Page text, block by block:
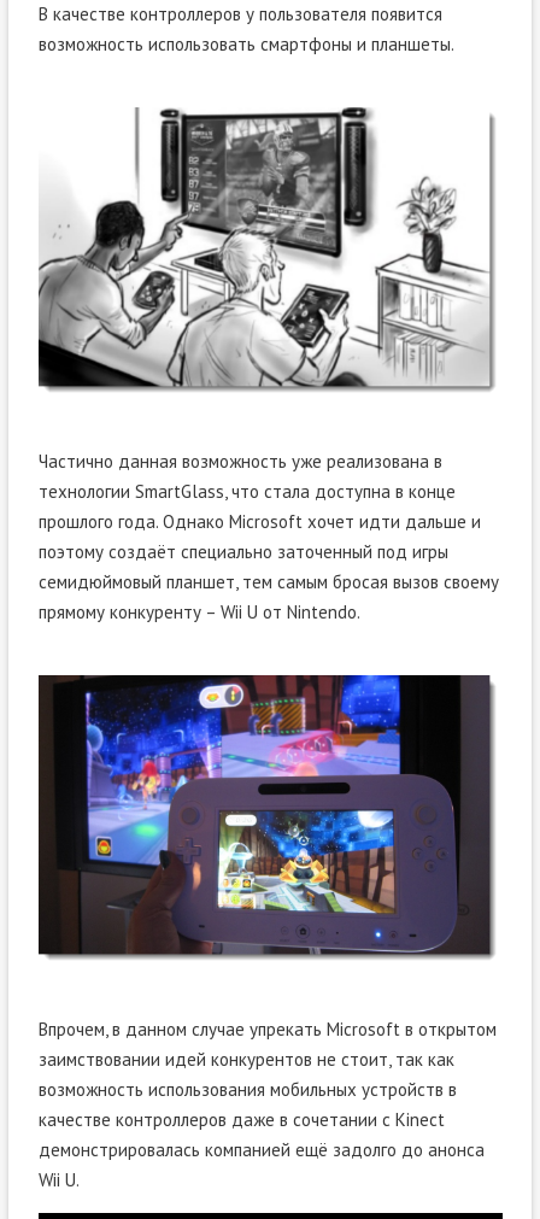
В качестве контроллеров у пользователя появится
возможность использовать смартфоны и планшеты.
Частично данная возможность уже реализована в
технологии SmartGlass, что стала доступна в конце
прошлого года. Однако Microsoft хочет идти дальше и
поэтому создаёт специально заточенный под игры
семидюймовый планшет, тем самым бросая вызов своему
прямому конкуренту – Wii U от Nintendo.
Впрочем, в данном случае упрекать Microsoft в открытом
заимствовании идей конкурентов не стоит, так как
возможность использования мобильных устройств в
качестве контроллеров даже в сочетании с Kinect
демонстрировалась компанией ещё задолго до анонса
Wii U.